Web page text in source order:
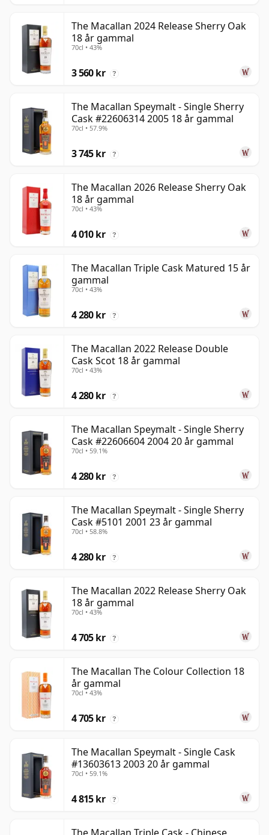
The Macallan 2024 Release Sherry Oak
18 år gammal
70cl • 43%
3 560 kr ?
The Macallan Speymalt - Single Sherry
Cask #22606314 2005 18 år gammal
70cl • 57.9%
3 745 kr ?
The Macallan 2026 Release Sherry Oak
18 år gammal
70cl • 43%
4 010 kr ?
The Macallan Triple Cask Matured 15 år
gammal
70cl • 43%
4 280 kr ?
The Macallan 2022 Release Double
Cask Scot 18 år gammal
70cl • 43%
4 280 kr ?
The Macallan Speymalt - Single Sherry
Cask #22606604 2004 20 år gammal
70cl • 59.1%
4 280 kr ?
The Macallan Speymalt - Single Sherry
Cask #5101 2001 23 år gammal
70cl • 58.8%
4 280 kr ?
The Macallan 2022 Release Sherry Oak
18 år gammal
70cl • 43%
4 705 kr ?
The Macallan The Colour Collection 18
år gammal
70cl • 43%
4 705 kr ?
The Macallan Speymalt - Single Cask
#13603613 2003 20 år gammal
70cl • 59.1%
4 815 kr ?